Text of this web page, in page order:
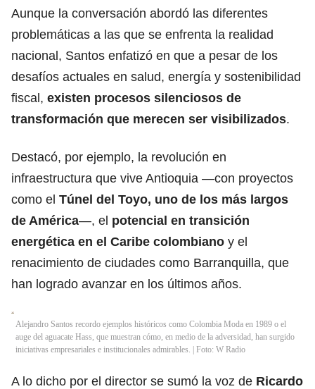
Aunque la conversación abordó las diferentes
problemáticas a las que se enfrenta la realidad
nacional, Santos enfatizó en que a pesar de los
desafíos actuales en salud, energía y sostenibilidad
fiscal, existen procesos silenciosos de
transformación que merecen ser visibilizados.
Destacó, por ejemplo, la revolución en
infraestructura que vive Antioquia —con proyectos
como el Túnel del Toyo, uno de los más largos
de América—, el potencial en transición
energética en el Caribe colombiano y el
renacimiento de ciudades como Barranquilla, que
han logrado avanzar en los últimos años.
Alejandro Santos recordo ejemplos históricos como Colombia Moda en 1989 o el
auge del aguacate Hass, que muestran cómo, en medio de la adversidad, han surgido
iniciativas empresariales e institucionales admirables. | Foto: W Radio
A lo dicho por el director se sumó la voz de Ricardo